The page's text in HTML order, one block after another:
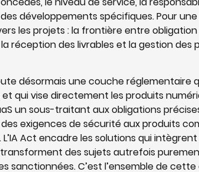
développements spécifiques. Pour une
les projets : la frontière entre
réception des livrables et la gestion des
désormais une couche réglementaire
qui vise directement les produits
un sous-traitant aux obligations
exigences de sécurité aux produits
Act encadre les solutions qui
des sujets autrefois
sanctionnées. C’est l’ensemble de